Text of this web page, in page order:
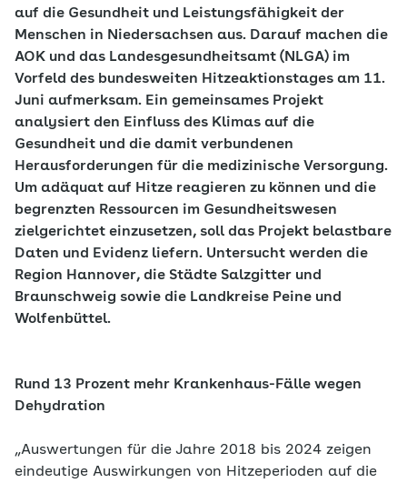
auf die Gesundheit und Leistungsfähigkeit der
Menschen in Niedersachsen aus. Darauf machen die
AOK und das Landesgesundheitsamt (NLGA) im
Vorfeld des bundesweiten Hitzeaktionstages am 11.
Juni aufmerksam. Ein gemeinsames Projekt
analysiert den Einfluss des Klimas auf die
Gesundheit und die damit verbundenen
Herausforderungen für die medizinische Versorgung.
Um adäquat auf Hitze reagieren zu können und die
begrenzten Ressourcen im Gesundheitswesen
zielgerichtet einzusetzen, soll das Projekt belastbare
Daten und Evidenz liefern. Untersucht werden die
Region Hannover, die Städte Salzgitter und
Braunschweig sowie die Landkreise Peine und
Wolfenbüttel.
Rund 13 Prozent mehr Krankenhaus-Fälle wegen
Dehydration
„Auswertungen für die Jahre 2018 bis 2024 zeigen
eindeutige Auswirkungen von Hitzeperioden auf die